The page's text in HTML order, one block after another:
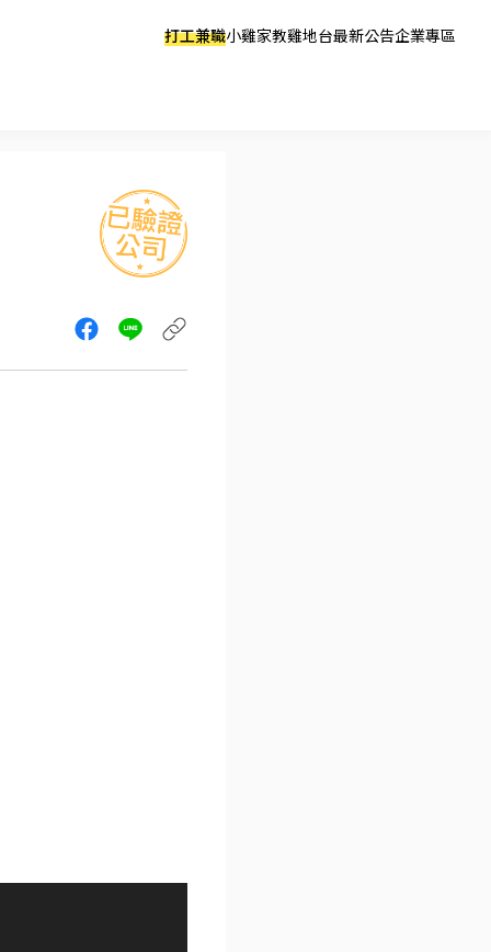
打工兼職小雞家教雞地台最新公告企業專區